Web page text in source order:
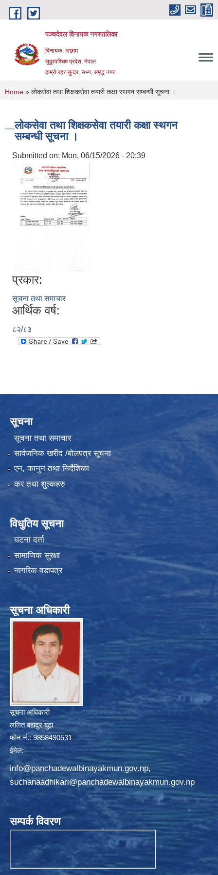
Skip to main content
पञ्चदेवल विनायक नगरपालिका
विनायक, अछाम
सुदूरपश्चिम प्रदेश, नेपाल
हाम्रो रहर सुन्दर, सभ्य, समृद्ध नगर
You are here
Home » लोकसेवा तथा शिक्षकसेवा तयारी कक्षा स्थगन सम्बन्धी सूचना ।
लोकसेवा तथा शिक्षकसेवा तयारी कक्षा स्थगन
सम्बन्धी सूचना ।
Submitted on: Mon, 06/15/2026 - 20:39
प्रकार:
सूचना तथा समाचार
आर्थिक वर्ष:
८२/८३
सूचना
सूचना तथा समाचार
सार्वजनिक खरीद /बोलपत्र सूचना
एन, कानुन तथा निर्देशिका
कर तथा शुल्कहरु
विधुतिय सूचना
घटना दर्ता
सामाजिक सुरक्षा
नागरिक वडापत्र
सूचना अधिकारी
सूचना अधिकारी
ललित बहादुर बुढा
फोन नं.: 9858490531
ईमेल:
info@panchadewalbinayakmun.gov.np,
suchanaadhikari@panchadewalbinayakmun.gov.np
सम्पर्क विवरण